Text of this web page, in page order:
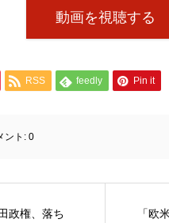
動画を視聴する
RSS feedly Pin it
ント: 0
政権、落ち
「欧